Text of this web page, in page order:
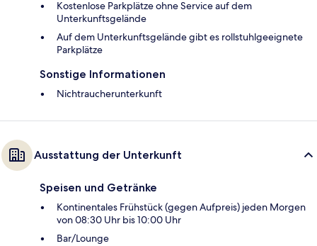
Kostenlose Parkplätze ohne Service auf dem
Unterkunftsgelände
Auf dem Unterkunftsgelände gibt es rollstuhlgeeignete
Parkplätze
Sonstige Informationen
Nichtraucherunterkunft
Ausstattung der Unterkunft
Speisen und Getränke
Kontinentales Frühstück (gegen Aufpreis) jeden Morgen
von 08:30 Uhr bis 10:00 Uhr
Bar/Lounge